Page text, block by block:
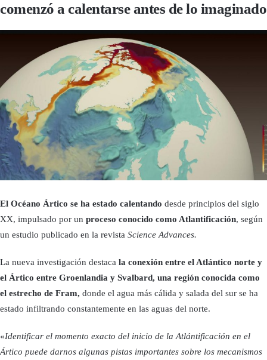
comenzó a calentarse antes de lo imaginado
El Océano Ártico se ha estado calentando desde principios del siglo
XX, impulsado por un proceso conocido como Atlantificación, según
un estudio publicado en la revista Science Advances.
La nueva investigación destaca la conexión entre el Atlántico norte y
el Ártico entre Groenlandia y Svalbard, una región conocida como
el estrecho de Fram, donde el agua más cálida y salada del sur se ha
estado infiltrando constantemente en las aguas del norte.
«Identificar el momento exacto del inicio de la Atlántificación en el
Ártico puede darnos algunas pistas importantes sobre los mecanismos